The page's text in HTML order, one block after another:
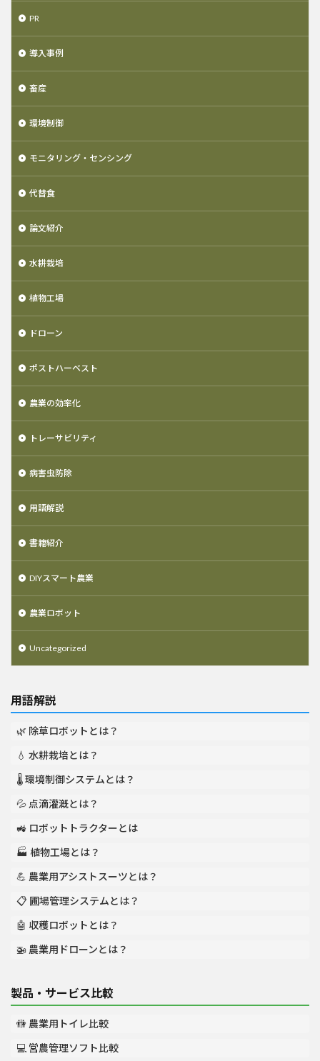
PR
導入事例
畜産
環境制御
モニタリング・センシング
代替食
論文紹介
水耕栽培
植物工場
ドローン
ポストハーベスト
農業の効率化
トレーサビリティ
病害虫防除
用語解説
書籍紹介
DIYスマート農業
農業ロボット
Uncategorized
用語解説
🌿 除草ロボットとは？
💧 水耕栽培とは？
🌡️ 環境制御システムとは？
💦 点滴灌漑とは？
🚜 ロボットトラクターとは
🏭 植物工場とは？
💪 農業用アシストスーツとは？
📋 圃場管理システムとは？
🤖 収穫ロボットとは？
🚁 農業用ドローンとは？
製品・サービス比較
🚻 農業用トイレ比較
💻 営農管理ソフト比較